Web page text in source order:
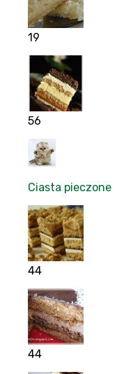
19
56
Ciasta pieczone
44
44